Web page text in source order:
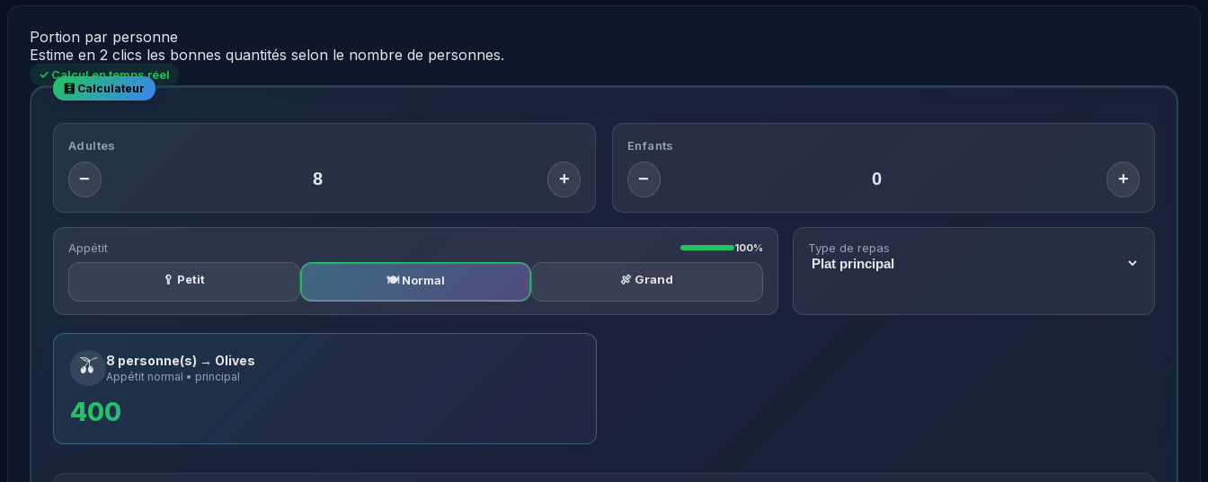
Portion par personne
Estime en 2 clics les bonnes quantités selon le nombre de personnes.
✓ Calcul en temps réel
Adultes
− +
Enfants
− +
Appétit 100%
🥄 Petit 🍽️ Normal 🍖 Grand
Type de repas
🫒 8 personne(s) → Olives
Appétit normal • principal
400